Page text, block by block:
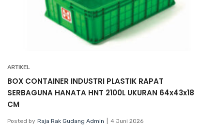
ARTIKEL
BOX CONTAINER INDUSTRI PLASTIK RAPAT
SERBAGUNA HANATA HNT 2100L UKURAN 64x43x18
CM
Posted by Raja Rak Gudang Admin 4 Juni 2026